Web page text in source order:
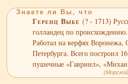
Знаете ли Вы, что
Геренц Выбе(? - 1713)
голландец по
Работал на верфях Воронежа,
Петербурга. Всего построил
пушечные «Гавриил»,